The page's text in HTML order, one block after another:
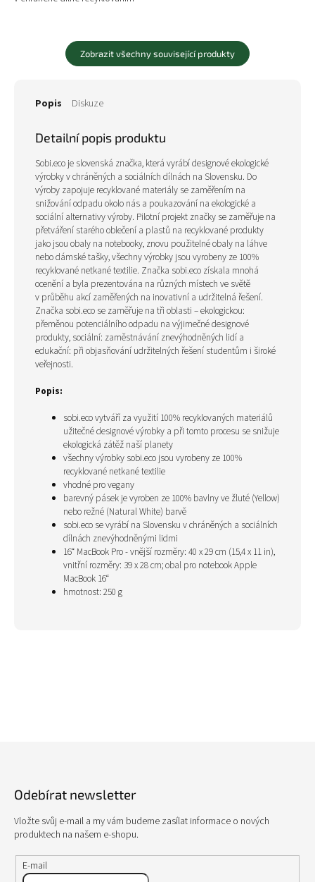
Zobrazit všechny související produkty
Popis Diskuze
Detailní popis produktu
Sobi.eco je slovenská značka, která vyrábí designové ekologické
výrobky v chráněných a sociálních dílnách na Slovensku. Do
výroby zapojuje recyklované materiály se zaměřením na
snižování odpadu okolo nás a poukazování na ekologické a
sociální alternativy výroby. Pilotní projekt značky se zaměřuje na
přetváření starého oblečení a plastů na recyklované produkty
jako jsou obaly na notebooky, znovu použitelné obaly na láhve
nebo dámské tašky, všechny výrobky jsou vyrobeny ze 100%
recyklované netkané textilie. Značka sobi.eco získala mnohá
ocenění a byla prezentována na různých místech ve světě
v průběhu akcí zaměřených na inovativní a udržitelná řešení.
Značka sobi.eco se zaměřuje na tři oblasti – ekologickou:
přeměnou potenciálního odpadu na výjimečné designové
produkty, sociální: zaměstnávání znevýhodněných lidí a
edukační: při objasňování udržitelných řešení studentům i široké
veřejnosti.
Popis:
sobi.eco vytváří za využití 100% recyklovaných materiálů
užitečné designové výrobky a při tomto procesu se snižuje
ekologická zátěž naší planety
všechny výrobky sobi.eco jsou vyrobeny ze 100%
recyklované netkané textilie
vhodné pro vegany
barevný pásek je vyroben ze 100% bavlny ve žluté (Yellow)
nebo režné (Natural White) barvě
sobi.eco se vyrábí na Slovensku vchráněných a sociálních
dílnách znevýhodněnými lidmi
16“ MacBook Pro- vnější rozměry: 40 x 29 cm (15,4 x 11 in),
vnitřní rozměry: 39 x 28 cm;obal pro notebookApple
MacBook 16“
hmotnost: 250 g
Odebírat newsletter
Vložte svůj e-mail a my vám budeme zasílat informace o nových
produktech na našem e-shopu.
E-mail